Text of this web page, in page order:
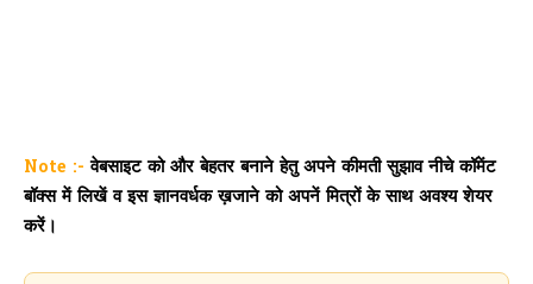
Note :- वेबसाइट को और बेहतर बनाने हेतु अपने कीमती सुझाव नीचे कॉमेंट
बॉक्स में लिखें व इस ज्ञानवर्धक ख़जाने को अपनें मित्रों के साथ अवश्य शेयर
करें।